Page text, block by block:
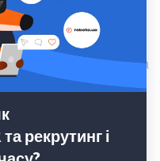
виявити
ризики й
на основі фактів, а
аналітика
— від